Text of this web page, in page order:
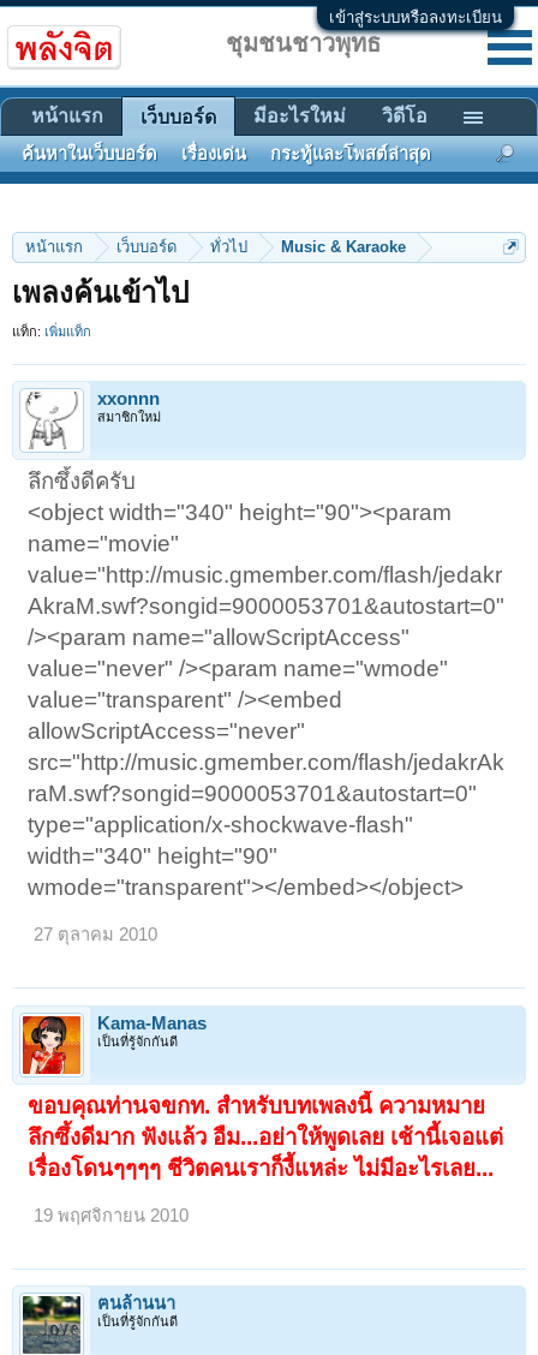
เข้าสู่ระบบหรือลงทะเบียน
หน้าแรก เว็บบอร์ด ทั่วไป Music & Karaoke
เพลงค้นเข้าไป
แท็ก: เพิ่มแท็ก
xxonnn
สมาชิกใหม่
ลึกซึ้งดีครับ
<object width="340" height="90"><param
name="movie"
value="http://music.gmember.com/flash/jedakr
AkraM.swf?songid=9000053701&autostart=0"
/><param name="allowScriptAccess"
value="never" /><param name="wmode"
value="transparent" /><embed
allowScriptAccess="never"
src="http://music.gmember.com/flash/jedakrAk
raM.swf?songid=9000053701&autostart=0"
type="application/x-shockwave-flash"
width="340" height="90"
wmode="transparent"></embed></object>
27 ตุลาคม 2010
Kama-Manas
เป็นที่รู้จักกันดี
ขอบคุณท่านจขกท. สำหรับบทเพลงนี้ ความหมาย
ลึกซึ้งดีมาก ฟังแล้ว อืม...อย่าให้พูดเลย เช้านี้เจอแต่
เรื่องโดนๆๆๆๆ ชีวิตคนเราก็งี้แหล่ะ ไม่มีอะไรเลย...
19 พฤศจิกายน 2010
ฅนล้านนา
เป็นที่รู้จักกันดี
ชุมชนชาวพุทธ
หน้าแรก เว็บบอร์ด
ค้นหาในเว็บบอร์ด เรื่องเด่น กระทู้และโพสต์ล่าสุด
มีอะไรใหม่ วิดีโอ